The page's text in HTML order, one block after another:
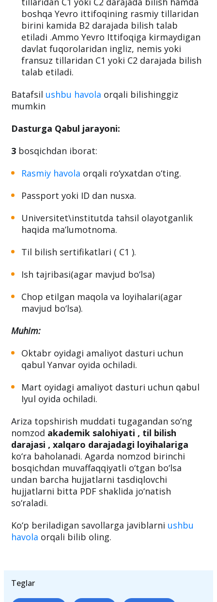
boshqa Yevro ittifoqining rasmiy tillaridan
birini kamida B2 darajada bilish talab
etiladi .Ammo Yevro Ittifoqiga kirmaydigan
davlat fuqorolaridan ingliz, nemis yoki
fransuz tillaridan C1 yoki C2 darajada bilish
talab etiladi.
Batafsil ushbu havola orqali bilishinggiz
mumkin
Dasturga Qabul jarayoni:
3 bosqichdan iborat:
Rasmiy havola orqali ro‘yxatdan o‘ting.
Passport yoki ID dan nusxa.
Universitet\institutda tahsil olayotganlik
haqida ma’lumotnoma.
Til bilish sertifikatlari ( C1 ).
Ish tajribasi(agar mavjud bo‘lsa)
Chop etilgan maqola va loyihalari(agar
mavjud bo‘lsa).
Muhim:
Oktabr oyidagi amaliyot dasturi uchun
qabul Yanvar oyida ochiladi.
Mart oyidagi amaliyot dasturi uchun qabul
Iyul oyida ochiladi.
Ariza topshirish muddati tugagandan so‘ng
nomzod akademik salohiyati , til bilish
darajasi , xalqaro darajadagi loyihalariga
ko‘ra baholanadi. Agarda nomzod birinchi
bosqichdan muvaffaqqiyatli o‘tgan bo‘lsa
undan barcha hujjatlarni tasdiqlovchi
hujjatlarni bitta PDF shaklida jo‘natish
so‘raladi.
Ko‘p beriladigan savollarga javiblarni ushbu
havola orqali bilib oling.
Teglar